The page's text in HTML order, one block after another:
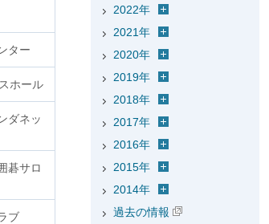
ター
ホール
ダネッ
碁サロ
ブ
2022年
2021年
2020年
2019年
2018年
2017年
2016年
2015年
2014年
過去の情報